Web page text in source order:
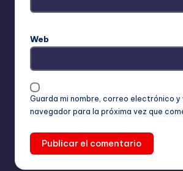
Web
Guarda mi nombre, correo electrónico y
navegador para la próxima vez que